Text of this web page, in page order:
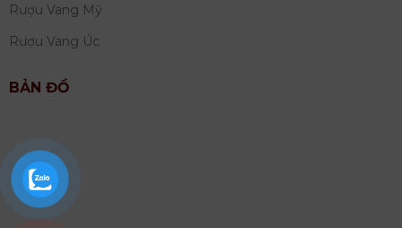
Rượu Vang Mỹ
Rượu Vang Úc
BẢN ĐỒ